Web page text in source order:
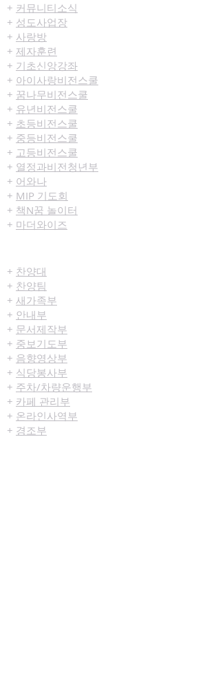
+ 커뮤니티​소식
+ 성도사업장
+ 사랑방
+ 제자훈련
+ 기초신앙강좌
+ 아이사랑비전스쿨
+ 꿈나무비전스쿨
+ 유년비전스쿨
+ 초등비전스쿨
+ 중등비전스쿨
+ 고등비전스쿨
+ 열정과비전청년부
+ 어와나
+ MIP 기도회
+ 책N꿈 놀이터
+ 마더와이즈
+ 찬양대
+ 찬양팀
+ 새가족부
+ 안내부
+ 문서제작부
+ 중보기도부
+ 음향영상부
+ 식당봉사부
+ 주차/차량운행부
+ 카페 관리부
+ 온라인사역부
+ 경조부